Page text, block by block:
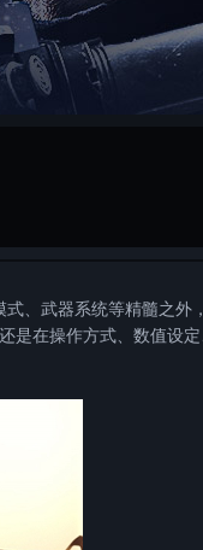
3
在“启动选项
-perfectworld”指令
、武器系统等精髓之外
是在操作方式、数值设